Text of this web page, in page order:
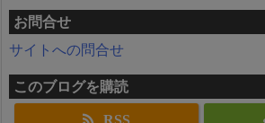
お問合せ
サイトへの問合せ
このブログを購読
RSS